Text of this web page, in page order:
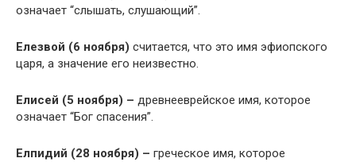
означает “слышать, слушающий”.
Елезвой (6 ноября) считается, что это имя эфиопского
царя, а значение его неизвестно.
Елисей (5 ноября) – древнееврейское имя, которое
означает “Бог спасения”.
Елпидий (28 ноября) – греческое имя, которое